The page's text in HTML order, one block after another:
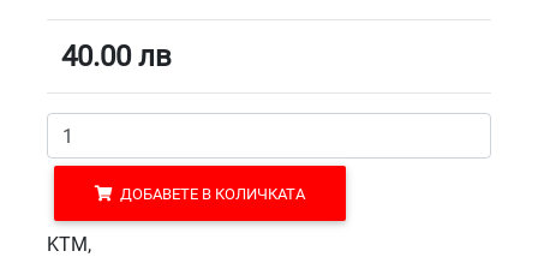
40.00 лв
ДОБАВЕТЕ В КОЛИЧКАТА
KTM,